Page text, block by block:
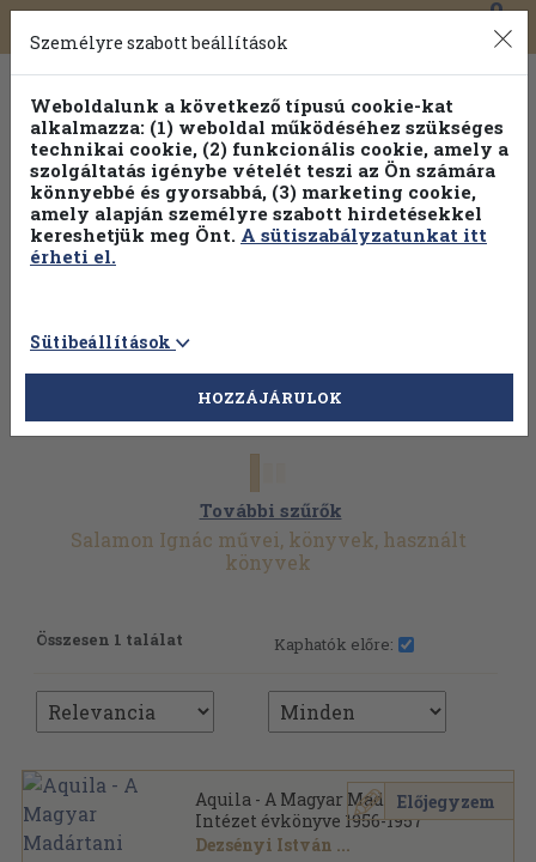
Toggle
navigation
0
Válogasson több mint 1.000.000 kiadványunk közül
100% kedvezménnyel!
További szűrők
Salamon Ignác művei, könyvek, használt
könyvek
Összesen 1 találat Kaphatók előre:
Aquila - A Magyar Madártani
Intézet évkönyve 1956-1957
Dezsényi István ...
Előjegyzem
Személyre szabott beállítások
Weboldalunk a következő típusú cookie-kat
alkalmazza: (1) weboldal működéséhez szükséges
technikai cookie, (2) funkcionális cookie, amely a
szolgáltatás igénybe vételét teszi az Ön számára
könnyebbé és gyorsabbá, (3) marketing cookie,
amely alapján személyre szabott hirdetésekkel
kereshetjük meg Önt. A sütiszabályzatunkat itt
érheti el.
Sütibeállítások
HOZZÁJÁRULOK